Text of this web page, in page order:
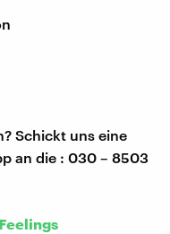
Schickt uns eine
an die : 030 – 8503